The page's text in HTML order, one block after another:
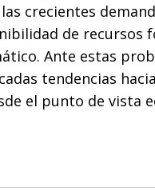
crecientes
de recursos
Ante estas
tendencias
el punto de vista